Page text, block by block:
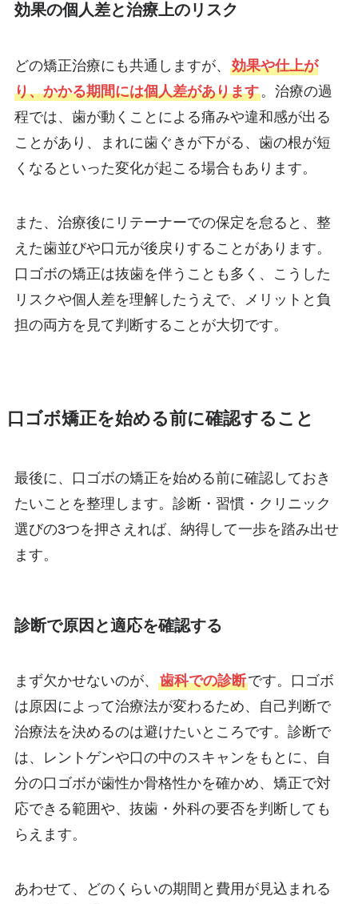
効果の個人差と治療上のリスク
どの矯正治療にも共通しますが、 効果や仕上が
り、かかる期間には個人差があります。治療の過
程では、歯が動くことによる痛みや違和感が出る
ことがあり、まれに歯ぐきが下がる、歯の根が短
くなるといった変化が起こる場合もあります。
また、治療後にリテーナーでの保定を怠ると、整
えた歯並びや口元が後戻りすることがあります。
口ゴボの矯正は抜歯を伴うことも多く、こうした
リスクや個人差を理解したうえで、メリットと負
担の両方を見て判断することが大切です。
口ゴボ矯正を始める前に確認すること
最後に、口ゴボの矯正を始める前に確認しておき
たいことを整理します。診断・習慣・クリニック
選びの3つを押さえれば、納得して一歩を踏み出せ
ます。
診断で原因と適応を確認する
まず欠かせないのが、 歯科での診断です。口ゴボ
は原因によって治療法が変わるため、自己判断で
治療法を決めるのは避けたいところです。診断で
は、レントゲンや口の中のスキャンをもとに、自
分の口ゴボが歯性か骨格性かを確かめ、矯正で対
応できる範囲や、抜歯・外科の要否を判断しても
らえます。
あわせて、どのくらいの期間と費用が見込まれる